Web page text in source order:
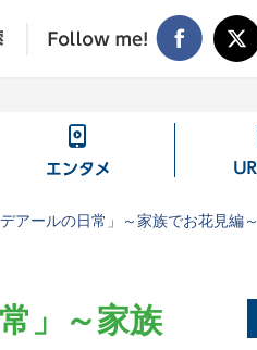
エ
タ
アールの日常」～家族でお花見編～
」～家族